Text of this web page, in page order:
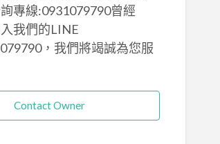
專線:0931079790曾經
我們的LINE
，我們將竭誠為您服
Contact Owner